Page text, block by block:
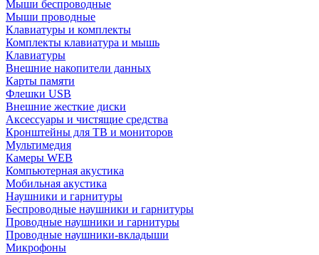
Мыши беспроводные
Мыши проводные
Клавиатуры и комплекты
Комплекты клавиатура и мышь
Клавиатуры
Внешние накопители данных
Карты памяти
Флешки USB
Внешние жесткие диски
Аксессуары и чистящие средства
Кронштейны для ТВ и мониторов
Мультимедия
Камеры WEB
Компьютерная акустика
Мобильная акустика
Наушники и гарнитуры
Беспроводные наушники и гарнитуры
Проводные наушники и гарнитуры
Проводные наушники-вкладыши
Микрофоны